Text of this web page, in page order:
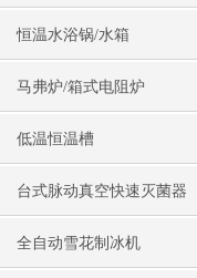
恒温水浴锅/水箱
马弗炉/箱式电阻炉
低温恒温槽
台式脉动真空快速灭菌器
全自动雪花制冰机